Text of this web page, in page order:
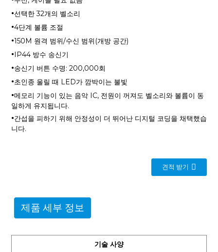
·선택한 32개의 벨소리
·4단계 볼륨 조절
·150M 원격 범위/수신 범위(개방 공간)
·IP44 방수 송신기
·송신기 버튼 수명: 200,000회
·초인종 울릴 때 LED가 깜박이는 불빛
·메모리 기능이 있는 음악 IC, 전원이 꺼져도 벨소리와 볼륨이 동
일하게 유지됩니다.
·간섭을 피하기 위해 안정성이 더 뛰어난 디지털 코딩을 채택했습
니다.
견적 받기
제품 세부 정보
기술 사양